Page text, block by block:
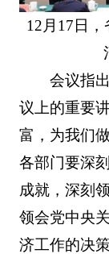
12月17日，
会议指
议上的重要
富，为我们
各部门要深
成就，深刻
领会党中央
济工作的决